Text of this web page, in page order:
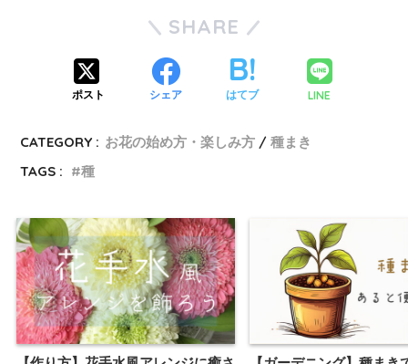
SHARE
ポスト シェア はてブ LINE
CATEGORY : お花の始め方・楽しみ方
種まき
TAGS :
種